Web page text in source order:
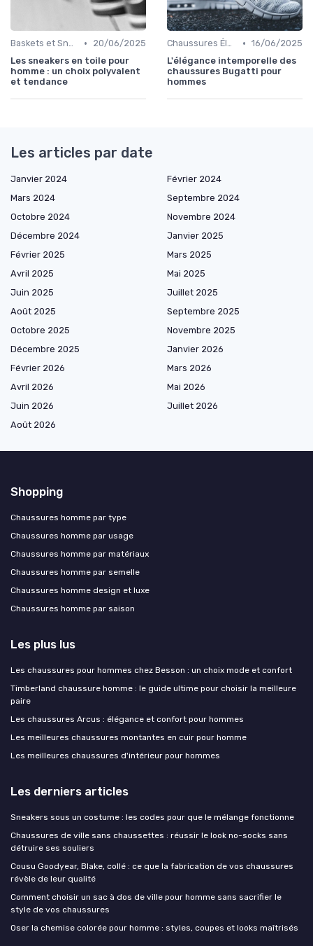
Baskets et Sneakers •
20/06/2025
Les sneakers en toile pour
homme : un choix polyvalent
et tendance
Chaussures Élégantes et de Cérémonie • 16/06/2025
L'élégance intemporelle des
chaussures Bugatti pour
hommes
Les articles par date
Janvier 2024
Février 2024
Mars 2024
Septembre 2024
Octobre 2024
Novembre 2024
Décembre 2024
Janvier 2025
Février 2025
Mars 2025
Avril 2025
Mai 2025
Juin 2025
Juillet 2025
Août 2025
Septembre 2025
Octobre 2025
Novembre 2025
Décembre 2025
Janvier 2026
Février 2026
Mars 2026
Avril 2026
Mai 2026
Juin 2026
Juillet 2026
Août 2026
Shopping
Chaussures homme par type
Chaussures homme par usage
Chaussures homme par matériaux
Chaussures homme par semelle
Chaussures homme design et luxe
Chaussures homme par saison
Les plus lus
Les chaussures pour hommes chez Besson : un choix mode et confort
Timberland chaussure homme : le guide ultime pour choisir la meilleure
paire
Les chaussures Arcus : élégance et confort pour hommes
Les meilleures chaussures montantes en cuir pour homme
Les meilleures chaussures d'intérieur pour hommes
Les derniers articles
Sneakers sous un costume : les codes pour que le mélange fonctionne
Chaussures de ville sans chaussettes : réussir le look no-socks sans
détruire ses souliers
Cousu Goodyear, Blake, collé : ce que la fabrication de vos chaussures
révèle de leur qualité
Comment choisir un sac à dos de ville pour homme sans sacrifier le
style de vos chaussures
Oser la chemise colorée pour homme : styles, coupes et looks maîtrisés